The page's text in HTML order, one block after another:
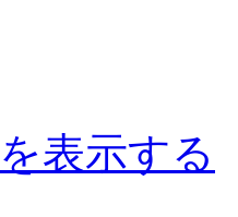
表示する